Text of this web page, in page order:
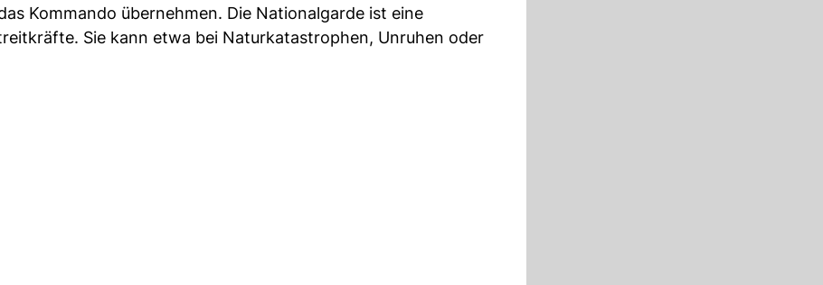
Kommando übernehmen. Die Nationalgarde ist eine
Sie kann etwa bei Naturkatastrophen, Unruhen oder